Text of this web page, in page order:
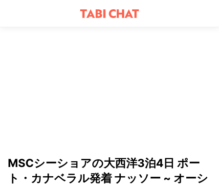
MSCシーショアの大西洋3泊4日 ポー
ト・カナベラル発着 ナッソー ~ オーシ